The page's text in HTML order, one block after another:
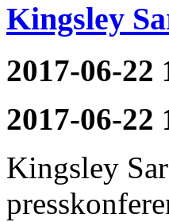
Kingsley
2017-06-22
2017-06-22
Kingsley